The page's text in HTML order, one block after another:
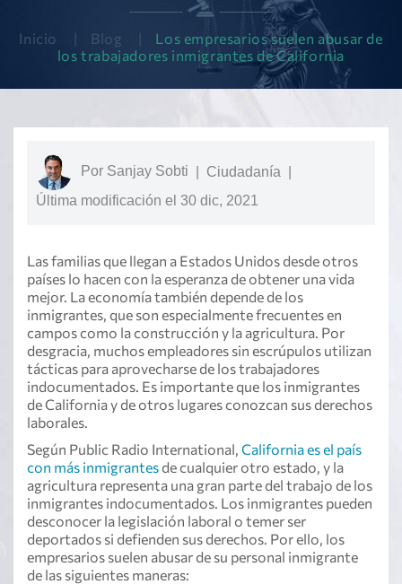
Inicio | Blog
Los empresarios suelen abusar de
los trabajadores inmigrantes de California
Por Sanjay Sobti Ciudadanía
Última modificación el 30 dic, 2021
Las familias que llegan a Estados Unidos desde otros
países lo hacen con la esperanza de obtener una vida
mejor. La economía también depende de los
inmigrantes, que son especialmente frecuentes en
campos como la construcción y la agricultura. Por
desgracia, muchos empleadores sin escrúpulos utilizan
tácticas para aprovecharse de los trabajadores
indocumentados. Es importante que los inmigrantes
de California y de otros lugares conozcan sus derechos
laborales.
Según Public Radio International, California es el país
con más inmigrantes de cualquier otro estado, y la
agricultura representa una gran parte del trabajo de los
inmigrantes indocumentados. Los inmigrantes pueden
desconocer la legislación laboral o temer ser
deportados si defienden sus derechos. Por ello, los
empresarios suelen abusar de su personal inmigrante
de las siguientes maneras: